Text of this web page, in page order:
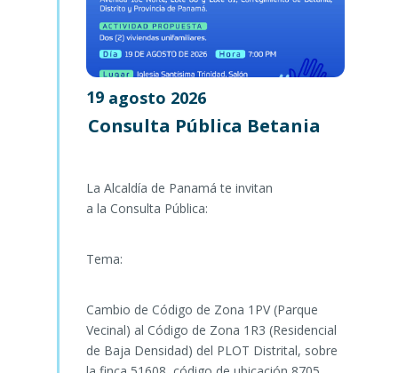
19 agosto 2026
Consulta Pública Betania
La Alcaldía de Panamá te invitan
a la Consulta Pública:
Tema:
Cambio de Código de Zona 1PV (Parque
Vecinal) al Código de Zona 1R3 (Residencial
de Baja Densidad) del PLOT Distrital, sobre